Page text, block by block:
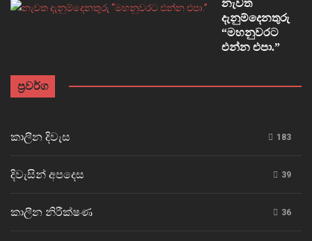
නැවත
දැනුම්දෙනතුරු
“මහනුවරට
එන්න එපා.”
ප්‍රවර්ග
කාලීන දිවැස 183
දිවැසින් අපදෙස 39
කාලීන නිරීක්ෂණ 36